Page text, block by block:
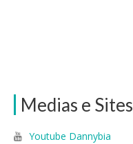
Medias e Sites
Youtube Dannybia